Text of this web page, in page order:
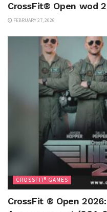
CrossFit® Open wod
FEBRUARY 27, 2026
CROSSFIT® GAMES
CrossFit ® Open